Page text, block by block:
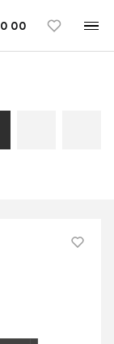
00 ВКОНТАКТЕ